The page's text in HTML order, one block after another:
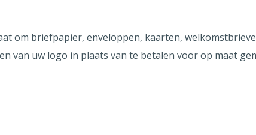
om briefpapier, enveloppen, kaarten,
van uw logo in plaats van te betalen voor op maat